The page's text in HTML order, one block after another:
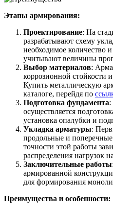
Этапы армирования:
Проектирование: На
разрабатывают схему
необходимое количество
учитывают величины
Выбор материалов:
коррозионной стойкости
Купить металлическую
каталоге, перейдя по
Подготовка фундамента:
осуществляется
установка опалубки и
Укладка арматуры:
продольные и
точности этой работы
распределения нагрузок
Заключительные работы
армированной
для формирования
Преимущества и особенности: